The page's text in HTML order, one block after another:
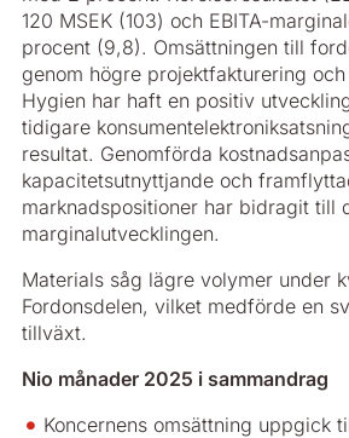
120 MSEK (103) och EBITA-
procent (9,8). Omsättningen till
genom högre projektfakturering
Hygien har haft en positiv
tidigare
resultat. Genomförda
kapacitetsutnyttjande och
marknadspositioner har bidragit till
marginalutvecklingen.
Materials såg lägre volymer under
Fordonsdelen, vilket medförde en
tillväxt.
Nio månader 2025 i sammandrag
Koncernens omsättning uppgick